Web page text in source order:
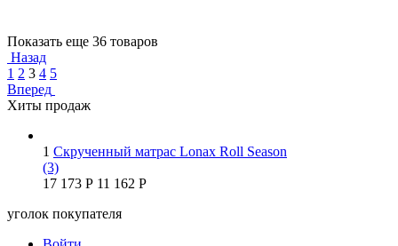
Показать еще 36 товаров
Назад
1 2 3 4 5
Вперед
Хиты продаж
1 Скрученный матрас Lonax Roll Season
(3)
17 173 Р 11 162 Р
уголок покупателя